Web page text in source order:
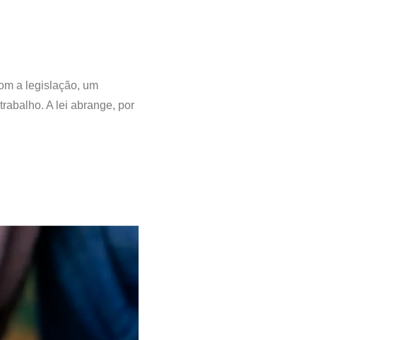
a legislação, um
A lei abrange, por